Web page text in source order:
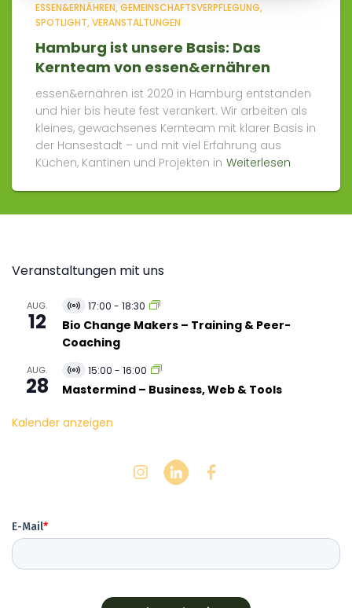
ESSEN&ERNÄHREN GEMEINSCHAFTSVERPFLEGUNG
SPOTLIGHT VERANSTALTUNGEN
Hamburg ist unsere Basis: Das
Kernteam von essen&ernähren
essen&ernähren ist 2020 in Hamburg entstanden
und hier bis heute fest verankert. Wir arbeiten als
kleines, gewachsenes Kernteam mit klarer Basis in
der Hansestadt – und mit viel Erfahrung aus
Küchen, Kantinen und Projekten in Weiterlesen
Veranstaltungen mit uns
AUG.
12
V
i
t
e
l
e
u
17:00 - 18:30
Bio Change Makers – Training & Peer-
Coaching
AUG.
28
V
i
u
s
15:00 - 16:00
Mastermind – Business, Web & Tools
Kalender anzeigen